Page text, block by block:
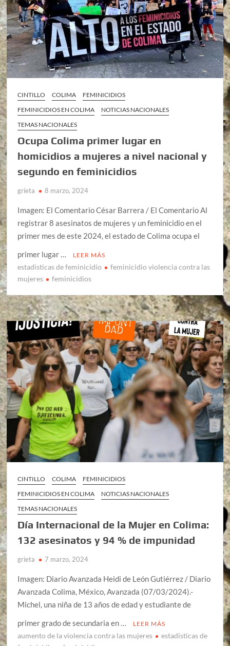
CINTILLO COLIMA
FEMINICIDIOS
FEMINICIDIOS EN COLIMA
NOTICIAS NACIONALES
TEMAS NACIONALES
Ocupa Colima primer lugar en
homicidios a mujeres a nivel nacional y
segundo en feminicidios
grieta 8 marzo, 2024
Imagen: El Comentario César Barrera / El Comentario Al
registrar 8 asesinatos de mujeres y un feminicidio en el
primer mes de este 2024, el estado de Colima ocupa el
primer lugar …
LEER MÁS
estadisticas de feminicidio
feminicidio violencia contra las
mujeres
feminicidios
CINTILLO COLIMA
FEMINICIDIOS
FEMINICIDIOS EN COLIMA
NOTICIAS NACIONALES
TEMAS NACIONALES
Día Internacional de la Mujer en Colima:
132 asesinatos y 94 % de impunidad
grieta 7 marzo, 2024
Imagen: Diario Avanzada Heidi de León Gutiérrez / Diario
Avanzada Colima, México, Avanzada (07/03/2024).-
Michel, una niña de 13 años de edad y estudiante de
primer grado de secundaria en …
LEER MÁS
aumento de la violencia contra las mujeres
estadisticas de